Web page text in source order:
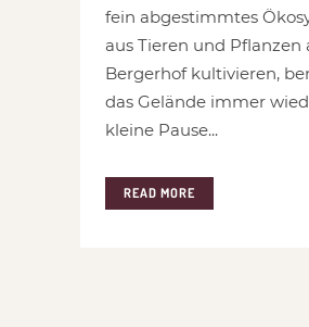
fein abgestimmtes
aus Tieren und Pflanzen
Bergerhof kultivieren,
das Gelände immer
kleine Pause...
READ MORE